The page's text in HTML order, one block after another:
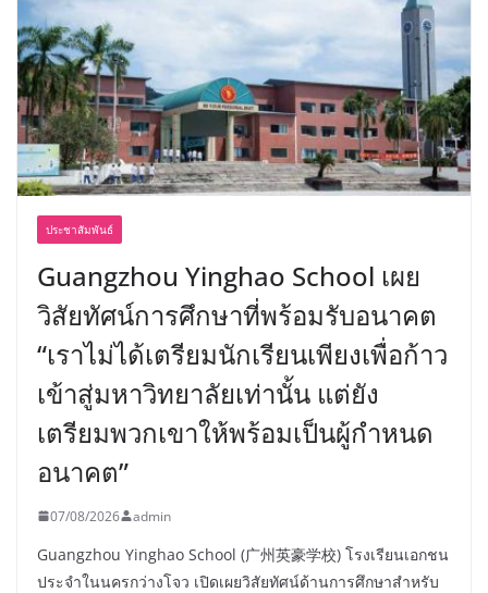
ประชาสัมพันธ์
Guangzhou Yinghao School เผย
วิสัยทัศน์การศึกษาที่พร้อมรับอนาคต
“เราไม่ได้เตรียมนักเรียนเพียงเพื่อก้าว
เข้าสู่มหาวิทยาลัยเท่านั้น แต่ยัง
เตรียมพวกเขาให้พร้อมเป็นผู้กำหนด
อนาคต”
07/08/2026 admin
Guangzhou Yinghao School (广州英豪学校) โรงเรียนเอกชน
ประจำในนครกว่างโจว เปิดเผยวิสัยทัศน์ด้านการศึกษาสำหรับ